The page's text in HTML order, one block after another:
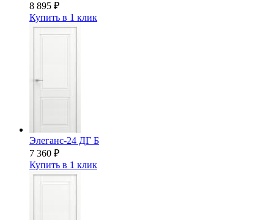
8 895 ₽
Купить в 1 клик
Элеганс-24 ДГ Б
7 360 ₽
Купить в 1 клик